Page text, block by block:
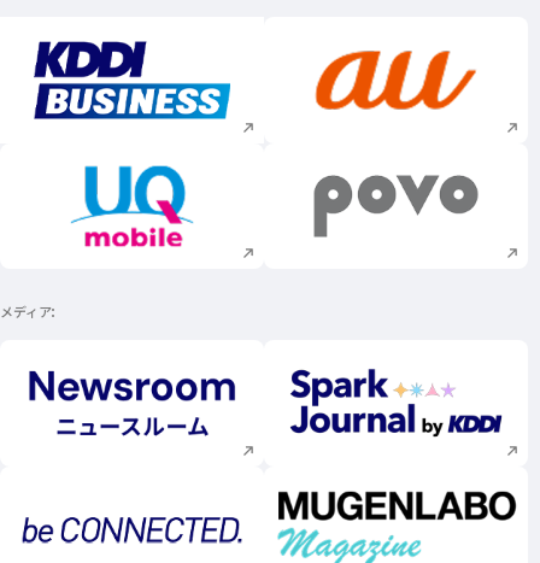
新規ウィンドウで開く 新規ウィンドウで
新規ウィンドウで開く 新規ウィンドウで
メディア
新規ウィンドウで開く 新規ウィンドウで
新規ウィンドウで開く 新規ウィンドウで